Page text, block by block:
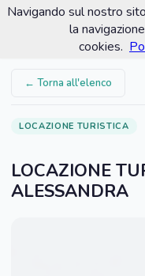
Comune di
Portale turistico
← Torna all'elenco
LOCAZIONE TURISTICA
LOCAZIONE
ALESSANDRA
Navigando sul nostro
la
cookies.